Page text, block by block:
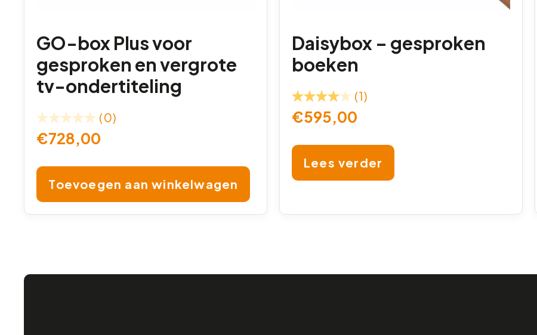
GO-box Plus voor
gesproken en vergrote
tv-ondertiteling
(0)
€728,00
Toevoegen aan winkelwagen
Daisybox – gesproken
boeken
(1)
€595,00
Lees verder